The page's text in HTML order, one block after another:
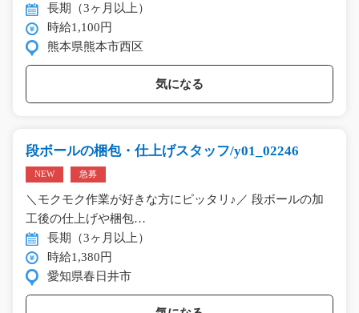
長期（3ヶ月以上）
時給1,100円
熊本県熊本市西区
気になる
段ボールの梱包・仕上げスタッフ/y01_02246
NEW 急募
＼モクモク作業が好きな方にピッタリ♪／ 段ボールの加
工後の仕上げや梱包…
長期（3ヶ月以上）
時給1,380円
愛知県春日井市